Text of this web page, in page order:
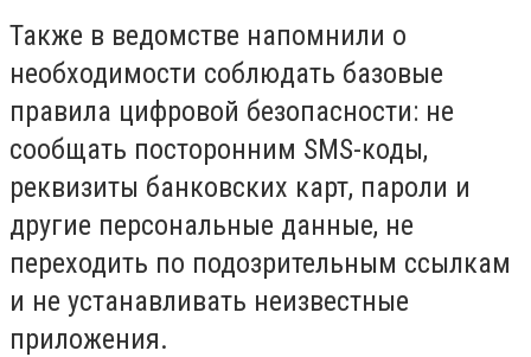
Также в ведомстве напомнили о
необходимости соблюдать базовые
правила цифровой безопасности: не
сообщать посторонним SMS-коды,
реквизиты банковских карт, пароли и
другие персональные данные, не
переходить по подозрительным ссылкам
и не устанавливать неизвестные
приложения.